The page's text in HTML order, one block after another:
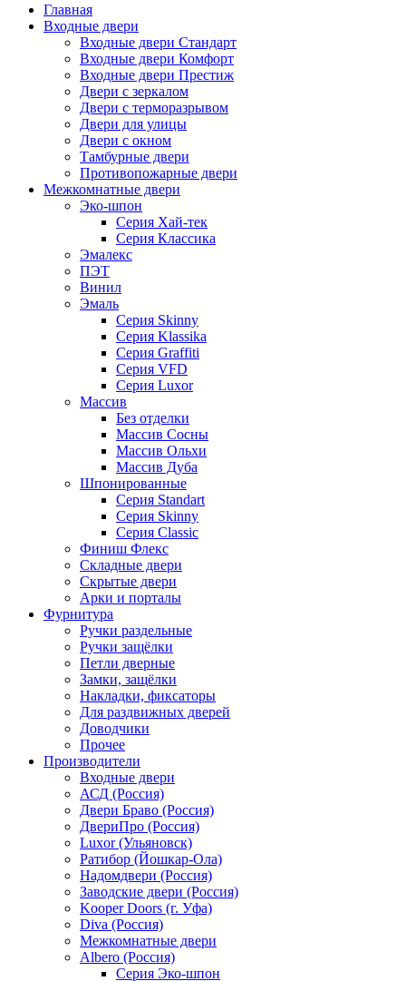
Главная
Входные двери
Входные двери Стандарт
Входные двери Комфорт
Входные двери Престиж
Двери с зеркалом
Двери с терморазрывом
Двери для улицы
Двери с окном
Тамбурные двери
Противопожарные двери
Межкомнатные двери
Эко-шпон
Серия Хай-тек
Серия Классика
Эмалекс
ПЭТ
Винил
Эмаль
Серия Skinny
Серия Klassika
Серия Graffiti
Серия VFD
Серия Luxor
Массив
Без отделки
Массив Сосны
Массив Ольхи
Массив Дуба
Шпонированные
Серия Standart
Серия Skinny
Серия Classic
Финиш Флекс
Складные двери
Скрытые двери
Арки и порталы
Фурнитура
Ручки раздельные
Ручки защёлки
Петли дверные
Замки, защёлки
Накладки, фиксаторы
Для раздвижных дверей
Доводчики
Прочее
Производители
Входные двери
АСД (Россия)
Двери Браво (Россия)
ДвериПро (Россия)
Luxor (Ульяновск)
Ратибор (Йошкар-Ола)
Надомдвери (Россия)
Заводские двери (Россия)
Kooper Doors (г. Уфа)
Diva (Россия)
Межкомнатные двери
Albero (Россия)
Серия Эко-шпон